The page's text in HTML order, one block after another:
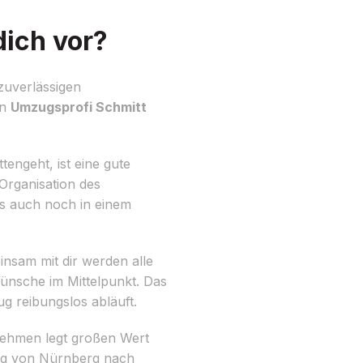
vor?
Umzugsprofi Schmitt
ist eine gute
des
auch noch in einem
mit dir werden alle
im Mittelpunkt. Das
reibungslos abläuft.
legt großen Wert
von Nürnberg nach